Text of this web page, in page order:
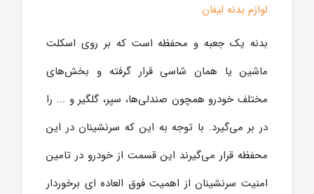
لوازم بدنه لیفان
بدنه یک جعبه و محفظه است که بر روی اسکلت
ماشین یا همان شاسی قرار گرفته و بخش‌های
مختلف خودرو همچون صندلی‌ها، سپر، گلگیر و ... را
در بر می‌گیرد. با توجه به این که سرنشینان در این
محفظه قرار می‌گیرند این قسمت از خودرو در تامین
امنیت سرنشینان از اهمیت فوق العاده ای برخوردار